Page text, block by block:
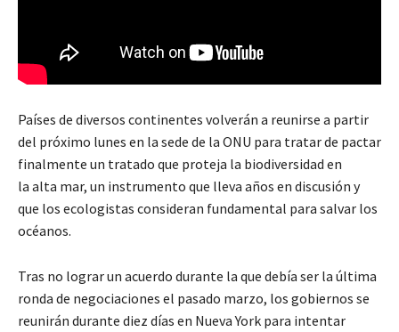
Países de diversos continentes volverán a reunirse a partir
del próximo lunes en la sede de la ONU para tratar de pactar
finalmente un tratado que proteja la biodiversidad en
la alta mar, un instrumento que lleva años en discusión y
que los ecologistas consideran fundamental para salvar los
océanos.
Tras no lograr un acuerdo durante la que debía ser la última
ronda de negociaciones el pasado marzo, los gobiernos se
reunirán durante diez días en Nueva York para intentar